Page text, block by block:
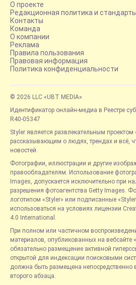
О проекте
Редакционная политика и стандарты
Контакты
Команда
О компании
Реклама
Правила пользования
Правовая информация
Политика конфиденциальности
© 2026 LLC «UBT MEDIA»
Идентификатор онлайн-медиа в Реестре
R40-05347
Styler является развлекательным проектом
рассказывающим о людях, трендах и всё,
новостей.
Фотографии, иллюстрации и другие
правообладателям. Использование
Images, допускается исключительно при
разрешения фотоагентства Getty Images.
логотипом «Styler» или подписанные
использоваться на условиях лицензии
4.0 International.
При полном или частичном
материалов, опубликованных на вебсайте
обязательно размещение активной
открытой для индексации поисковыми
должна быть размещена непосредственно
второго абзаца.